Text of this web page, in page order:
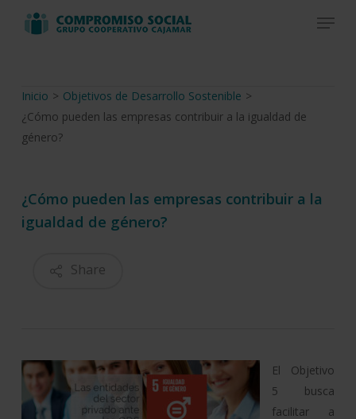
Menu
Inicio > Objetivos de Desarrollo Sostenible >
¿Cómo pueden las empresas contribuir a la igualdad de
género?
¿Cómo pueden las empresas contribuir a la
igualdad de género?
Share
El Objetivo
5 busca
facilitar a